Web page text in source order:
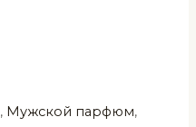
, Мужской парфюм,